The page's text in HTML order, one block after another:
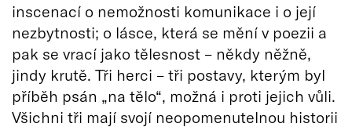
inscenací o nemožnosti komunikace i o její
nezbytnosti; o lásce, která se mění v poezii a
pak se vrací jako tělesnost – někdy něžně,
jindy krutě. Tři herci – tři postavy, kterým byl
příběh psán „na tělo“, možná i proti jejich vůli.
Všichni tři mají svojí neopomenutelnou historii